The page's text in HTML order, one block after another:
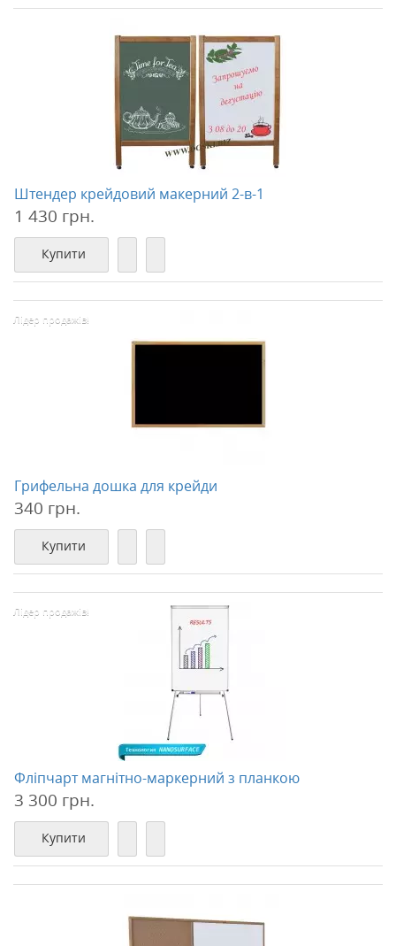
Штендер крейдовий макерний 2-в-1
1 430 грн.
Купити
Лідер продажів!
Грифельна дошка для крейди
340 грн.
Купити
Лідер продажів!
Фліпчарт магнітно-маркерний з планкою
3 300 грн.
Купити